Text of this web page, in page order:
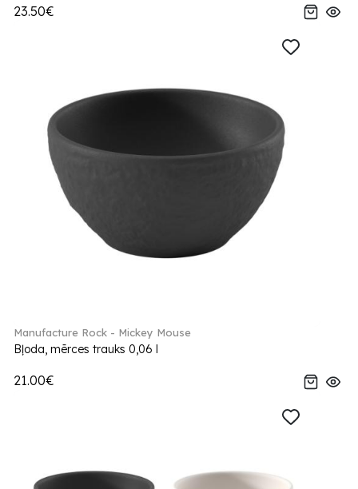
23.50€
Manufacture Rock - Mickey Mouse
Bļoda, mērces trauks 0,06 l
21.00€